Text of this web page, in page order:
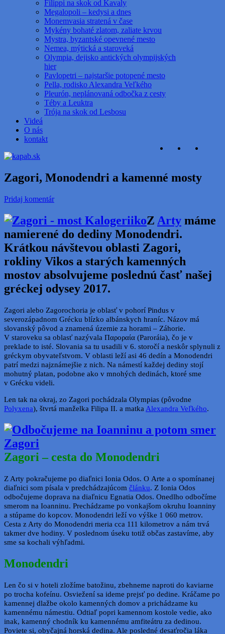
Filippi na skok od Kavaly
Megalopoli – kedysi a dnes
Monemvasia stratená v čase
Mykény bohaté zlatom, zaliate krvou
Mystra, byzantské opevnené mesto
Nemea, mýtická a staroveká
Olympia, dejisko antických olympijských
hier
Pavlopetri – najstaršie potopené mesto
Pella, rodisko Alexandra Veľkého
Pleurón, neplánovaná odbočka z cesty
Téby a Leuktra
Trója na skok od Lesbosu
Videá
O nás
kontakt
Zagori, Monodendri a kamenné mosty
Pridaj komentár
Z Arty máme
namierené do dediny Monodendri.
Krátkou návštevou oblasti Zagori,
rokliny Vikos a starých kamenných
mostov absolvujeme poslednú časť našej
gréckej odysey 2017.
Zagori alebo Zagorochoria je oblasť v pohorí Pindus v
severozápadnom Grécku blízko albánskych hraníc. Názov má
slovanský pôvod a znamená územie za horami – Záhorie.
V staroveku sa oblasť nazývala Παροραία (Paroráia), čo je v
preklade to isté. Slovania sa tu usadili v 6. storočí a neskôr splynuli z
gréckym obyvateľstvom. V oblasti leží asi 46 dedín a Monodendri
patrí medzi najznámejšie z nich. Na námestí každej dediny stojí
mohutný platan, podobne ako v mnohých dedinách, ktoré sme
v Grécku videli.
Len tak na okraj, zo Zagori pochádzala Olympias (pôvodne
Polyxena), štvrtá manželka Filipa II. a matka Alexandra Veľkého.
Zagori – cesta do Monodendri
Z Arty pokračujeme po diaľnici Ionia Odos. O Arte a o spomínanej
diaľnici som písala v predchádzajúcom článku. Z Ionia Odos
odbočujeme doprava na diaľnicu Egnatia Odos. Onedlho odbočíme
smerom na Ioanninu. Prechádzame po vonkajšom okruhu Ioanniny
a stúpame do kopcov. Monodendri leží vo výške 1 060 metrov.
Cesta z Arty do Monodendri meria cca 111 kilometrov a nám trvá
takmer dve hodiny. V poslednom úseku totiž občas zastavíme, aby
sme sa kochali výhľadmi.
Monodendri
Len čo si v hoteli zložíme batožinu, zbehneme naproti do kaviarne
po trocha kofeínu. Osviežení sa ideme prejsť po dedine. Kráčame po
kamennej dlažbe okolo kamenných domov a prichádzame ku
kamennému námestiu. Odtiaľ popri kamennom kostole vedie, ako
inak, kamenný chodník ku kamennému amfiteátru za dedinou.
Poviete si, obyčajná horská dedina. Ale posledné desaťročia láka